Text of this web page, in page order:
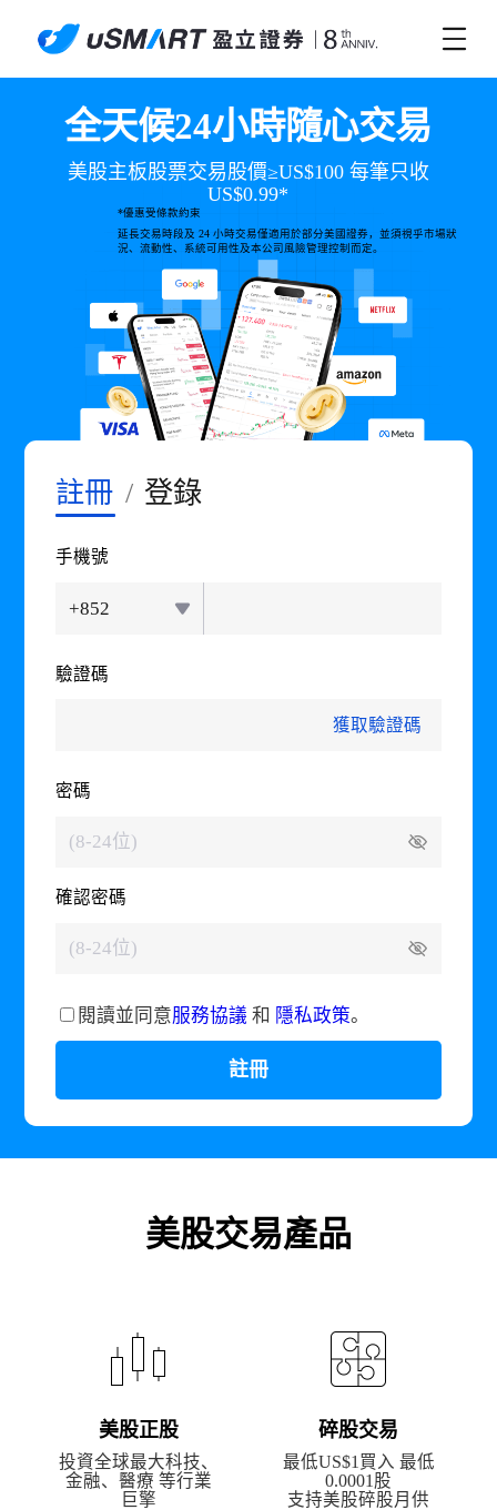
全天候24小時隨心交易
美股主板股票交易股價≥US$100 每筆只收
US$0.99*
*優惠受條款約束
延長交易時段及 24 小時交易僅適用於部分美國證券，並須視乎市場狀
況、流動性、系統可用性及本公司風險管理控制而定。
註冊 / 登錄
手機號
+852
驗證碼
獲取驗證碼
密碼
確認密碼
閱讀並同意服務協議 和 隱私政策。
註冊
美股交易產品
美股正股
投資全球最大科技、
金融、醫療 等行業
巨擎
碎股交易
最低US$1買入 最低
0.0001股
支持美股碎股月供